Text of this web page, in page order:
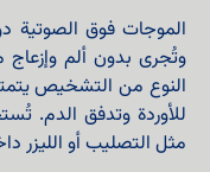
الموجات فوق الصوتية
وتُجرى بدون ألم
النوع من التشخيص
للأوردة وتدفق الدم.
مثل التصليب أو الليزر